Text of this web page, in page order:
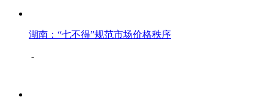
湖南：“七不得”规范市场价格秩序
-